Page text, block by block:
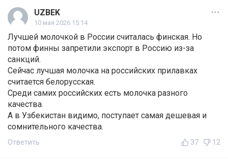
UZBEK
10 мая 2026 15:14
Лучшей молочкой в России считалась финская. Но
потом финны запретили экспорт в Россию из-за
санкций.
Сейчас лучшая молочка на российских прилавках
считается белорусская.
Среди самих российских есть молочка разного
качества.
А в Узбекистан видимо, поступает самая дешевая и
сомнительного качества.
Ответить 37 12